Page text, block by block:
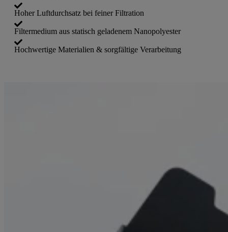
Hoher Luftdurchsatz bei feiner Filtration
Filtermedium aus statisch geladenem Nanopolyester
Hochwertige Materialien & sorgfältige Verarbeitung